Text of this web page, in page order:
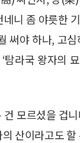
니 좀 야릇한
써야 하나, 고
라국 왕자의
모르셨을 겁
산이라고도 할